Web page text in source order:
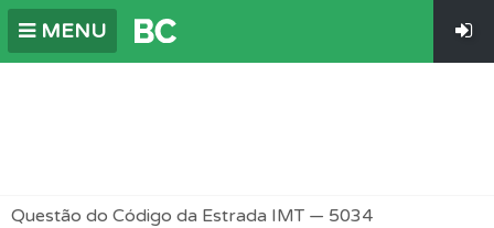
MENU
Questão do Código da Estrada IMT — 5034